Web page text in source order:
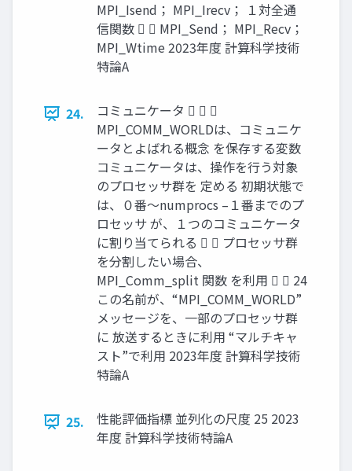
MPI_Isend； MPI_Irecv； １対全通
信関数   MPI_Send； MPI_Recv；
MPI_Wtime 2023年度 計算科学技術
特論A
24.
コミュニケータ   
MPI_COMM_WORLDは、コミュニケ
ータとよばれる概念 を保存する変数
コミュニケータは、操作を行う対象
のプロセッサ群を 定める 初期状態で
は、０番～numprocs –１番までのプ
ロセッサ が、１つのコミュニケータ
に割り当てられる   プロセッサ群
を分割したい場合、
MPI_Comm_split 関数 を利用   24
この名前が、“MPI_COMM_WORLD”
メッセージを、一部のプロセッサ群
に 放送するときに利用 “マルチキャ
スト”で利用 2023年度 計算科学技術
特論A
25.
性能評価指標 並列化の尺度 25 2023
年度 計算科学技術特論A